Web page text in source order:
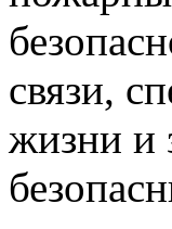
связи,
жизни и